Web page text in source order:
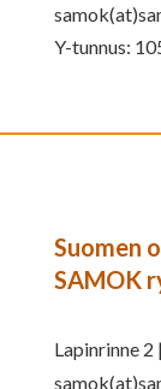
Y-tunnus:
Suomen
SAMOK
Lapinrinne